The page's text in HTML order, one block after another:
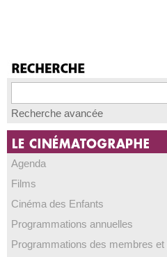
Recherche avancée
Agenda
Films
Cinéma des Enfants
Programmations annuelles
Programmations des membres et